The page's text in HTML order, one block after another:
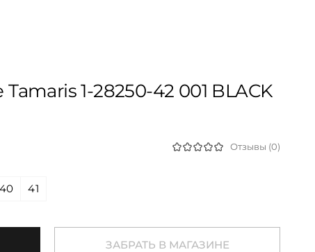
1-28250-42 001 BLACK
Отзывы (0)
40 41
ЗАБРАТЬ В МАГАЗИНЕ